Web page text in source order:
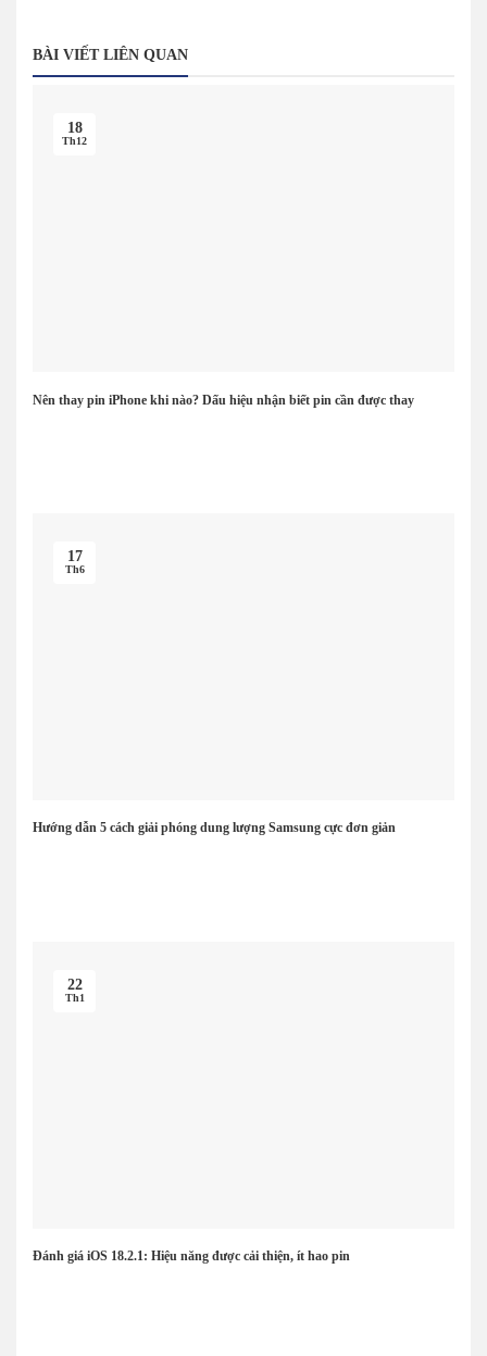
BÀI VIẾT LIÊN QUAN
Nên thay pin iPhone khi nào? Dấu hiệu nhận biết pin cần được thay
18
Th12
Hướng dẫn 5 cách giải phóng dung lượng Samsung cực đơn giản
17
Th6
Đánh giá iOS 18.2.1: Hiệu năng được cải thiện, ít hao pin
22
Th1